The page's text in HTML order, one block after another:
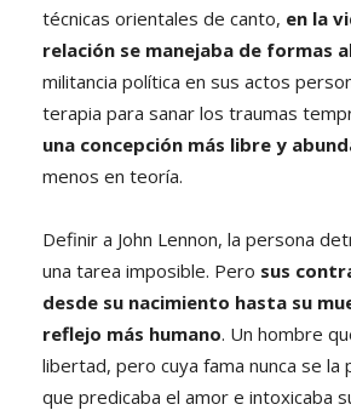
técnicas orientales de canto, en la
relación se manejaba de formas
militancia política en sus actos
terapia para sanar los traumas
una concepción más libre y
menos en teoría.
Definir a John Lennon, la persona
una tarea imposible. Pero sus
desde su nacimiento hasta su
reflejo más humano. Un hombre
libertad, pero cuya fama nunca se la
que predicaba el amor e intoxicaba